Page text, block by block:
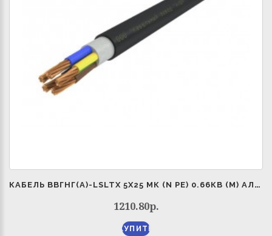
КАБЕЛЬ ВВГНГ(А)-LSLTX 5Х25 МК (N PE) 0.66КВ (М) АЛЮР 00-00006060
1210.80р.